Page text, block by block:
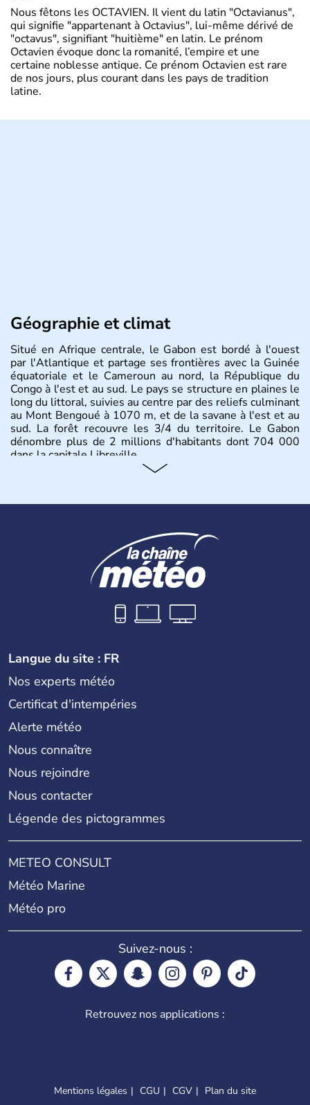
Nous fêtons les OCTAVIEN. Il vient du latin "Octavianus",
qui signifie "appartenant à Octavius", lui-même dérivé de
"octavus", signifiant "huitième" en latin. Le prénom
Octavien évoque donc la romanité, l’empire et une
certaine noblesse antique. Ce prénom Octavien est rare
de nos jours, plus courant dans les pays de tradition
latine.
Géographie et climat
Situé en Afrique centrale, le Gabon est bordé à l'ouest
par l'Atlantique et partage ses frontières avec la Guinée
équatoriale et le Cameroun au nord, la République du
Congo à l'est et au sud. Le pays se structure en plaines le
long du littoral, suivies au centre par des reliefs culminant
au Mont Bengoué à 1070 m, et de la savane à l'est et au
sud. La forêt recouvre les 3/4 du territoire. Le Gabon
dénombre plus de 2 millions d'habitants dont 704 000
dans la capitale Libreville.
Langue du site : FR
Nos experts météo
Certificat d'intempéries
Alerte météo
Nous connaître
Nous rejoindre
Nous contacter
Légende des pictogrammes
METEO CONSULT
Météo Marine
Météo pro
Suivez-nous :
Retrouvez nos applications :
Mentions légales CGU CGV Plan du site